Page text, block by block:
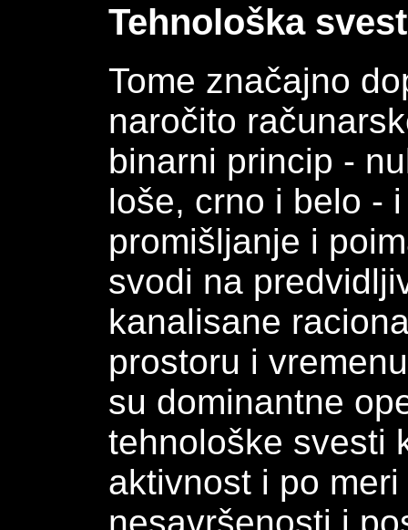
Tehnološka svest
Tome značajno
naročito
binarni princip -
loše, crno i belo -
promišljanje i
svodi na
kanalisane
prostoru i
su dominantne
tehnološke svesti
aktivnost i po
nesavršenosti i